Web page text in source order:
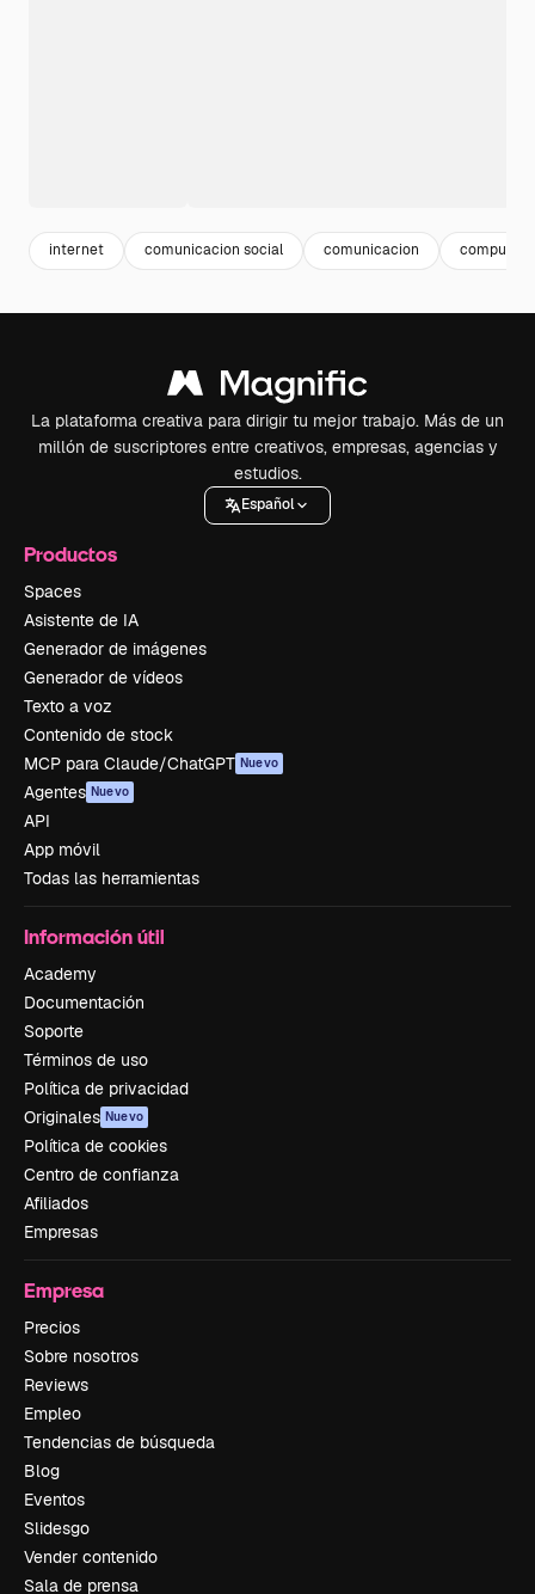
internet comunicacion social comunicacion
La plataforma creativa para dirigir tu mejor trabajo. Más de un
millón de suscriptores entre creativos, empresas, agencias y
estudios.
Español
Productos
Spaces
Asistente de IA
Generador de imágenes
Generador de vídeos
Texto a voz
Contenido de stock
MCP para Claude/ChatGPT Nuevo
Agentes Nuevo
API
App móvil
Todas las herramientas
Información útil
Academy
Documentación
Soporte
Términos de uso
Política de privacidad
Originales Nuevo
Política de cookies
Centro de confianza
Afiliados
Empresas
Empresa
Precios
Sobre nosotros
Reviews
Empleo
Tendencias de búsqueda
Blog
Eventos
Slidesgo
Vender contenido
Sala de prensa